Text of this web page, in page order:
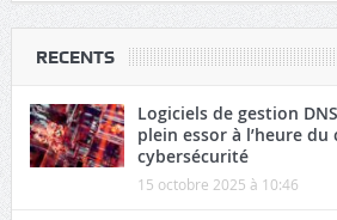
RECENTS
Logiciels de gestion
plein essor à l’heure
cybersécurité
15 octobre 2025 à 10:46